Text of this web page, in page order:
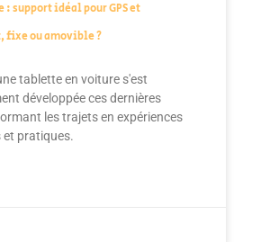
support idéal pour GPS et
fixe ou amovible ?
tablette en voiture s'est
développée ces dernières
les trajets en expériences
et pratiques.